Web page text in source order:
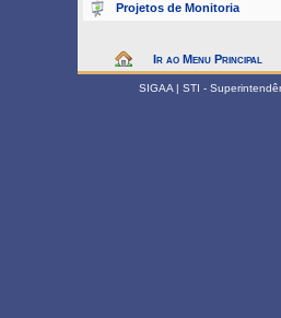
Projetos de Monitoria
Ir ao Menu Principal
SIGAA | STI -